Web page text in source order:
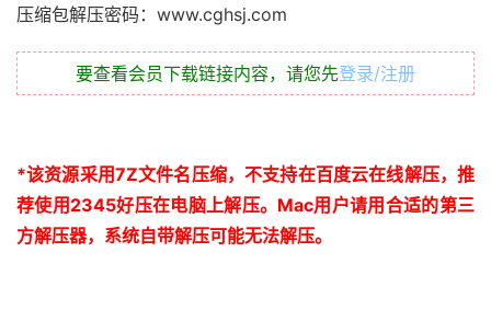
压缩包解压密码：www.cghsj.com
要查看会员下载链接内容，请您先登录/注册
*该资源采用7Z文件名压缩，不支持在百度云在线解压，推
荐使用2345好压在电脑上解压。 Mac用户请用合适的第三
方解压器，系统自带解压可能无法解压。